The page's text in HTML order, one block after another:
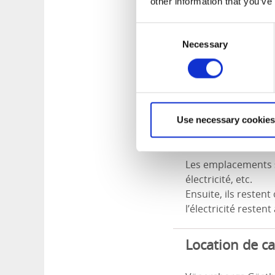
Necessary
Use necessary
L’aire propose
électricité, eau,
proximité
Si le personnel
indiquée sur
À proximité
que le centre-ville
sentiers de
Les
électricité, etc.
Ensuite, ils restent
l’électricité restent
Location de